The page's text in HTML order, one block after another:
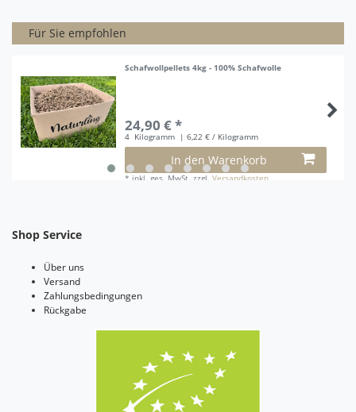
Für Sie empfohlen
Schafwollpellets 4kg - 100% Schafwolle
24,90 € *
4 Kilogramm | 6,22 € / Kilogramm
In den Warenkorb
* inkl. ges. MwSt. zzgl.Versandkosten
Shop Service
Über uns
Versand
Zahlungsbedingungen
Rückgabe